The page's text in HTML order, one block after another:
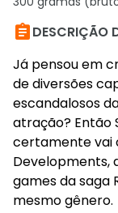
DESCRIÇÃO
Já pensou em
de diversões
escandalosos
atração? Então
certamente vai
Developments,
games da saga
mesmo gênero.